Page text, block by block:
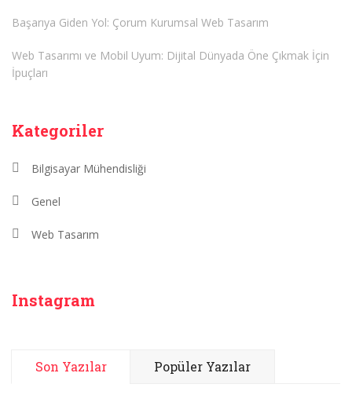
Başarıya Giden Yol: Çorum Kurumsal Web Tasarım
Web Tasarımı ve Mobil Uyum: Dijital Dünyada Öne Çıkmak İçin
İpuçları
Kategoriler
Bilgisayar Mühendisliği
Genel
Web Tasarım
Instagram
Son Yazılar Popüler Yazılar